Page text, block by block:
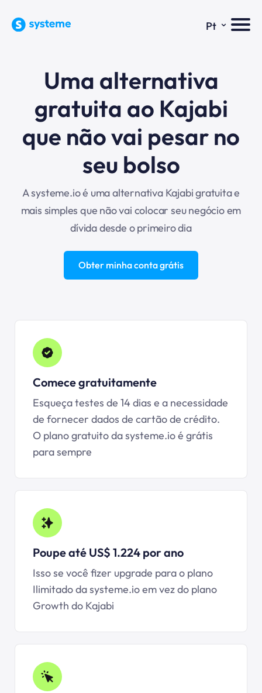
Pt ⌄
Uma alternativa
gratuita ao Kajabi
que não vai pesar no
seu bolso
A systeme.io é uma alternativa Kajabi gratuita e
mais simples que não vai colocar seu negócio em
dívida desde o primeiro dia
Obter minha conta grátis
Comece gratuitamente
Esqueça testes de 14 dias e a necessidade
de fornecer dados de cartão de crédito.
O plano gratuito dasysteme.ioé grátis
para sempre
Poupe até US$ 1.224 por ano
Isso se você fizer upgrade para o plano
Ilimitado dasysteme.ioem vez do plano
Growth do Kajabi